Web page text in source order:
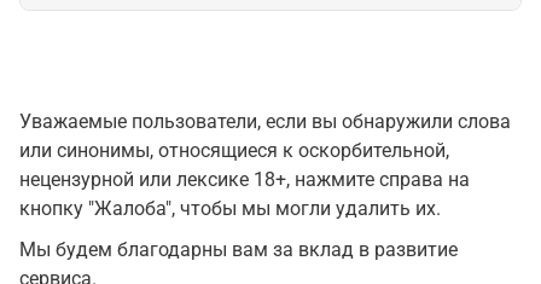
Уважаемые пользователи, если вы обнаружили слова
или синонимы, относящиеся к оскорбительной,
нецензурной или лексике 18+, нажмите справа на
кнопку "Жалоба", чтобы мы могли удалить их.
Мы будем благодарны вам за вклад в развитие
сервиса.